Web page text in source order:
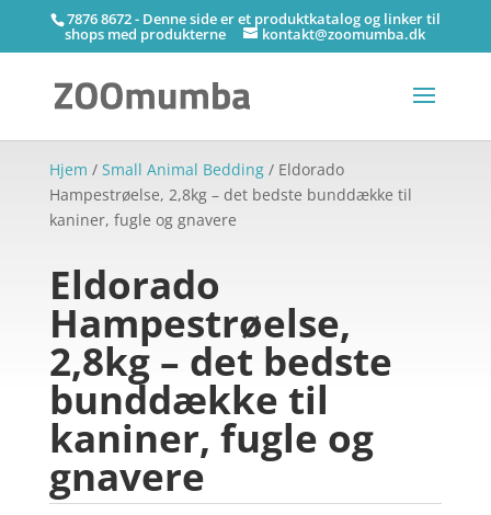
7876 8672 - Denne side er et produktkatalog og linker til
shops med produkterne kontakt@zoomumba.dk
Hjem / Small Animal Bedding/ Eldorado
Hampestrøelse, 2,8kg – det bedste bunddække til
kaniner, fugle og gnavere
Eldorado
Hampestrøelse,
2,8kg – det bedste
bunddække til
kaniner, fugle og
gnavere